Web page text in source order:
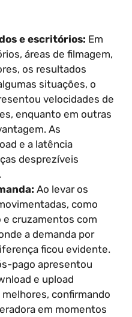
e escritórios: Em
áreas de filmagem,
os resultados
situações, o
velocidades de
enquanto em outras
As
e a latência
desprezíveis
Ao levar os
como
cruzamentos com
a demanda por
ficou evidente.
pago apresentou
e upload
confirmando
em momentos